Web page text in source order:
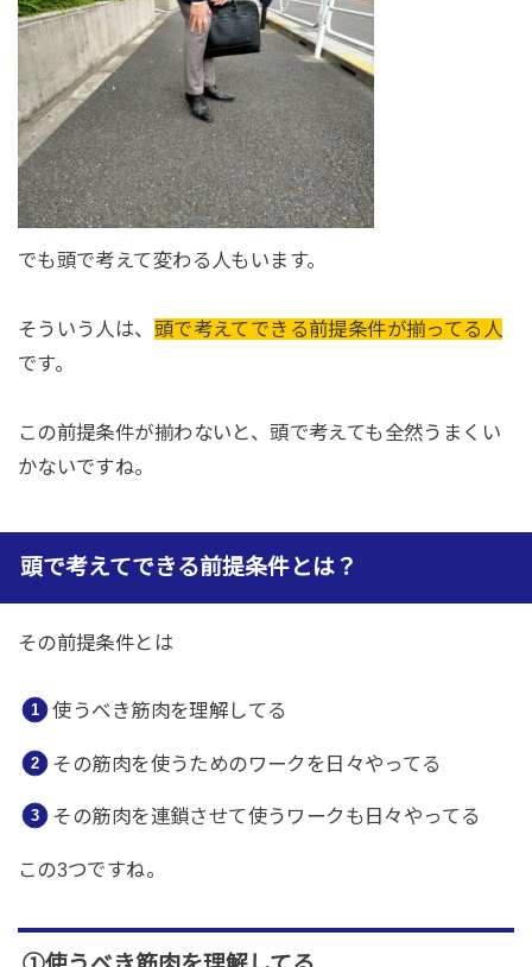
でも頭で考えて変わる人もいます。
そういう人は、 頭で考えてできる前提条件が揃ってる人
です。
この前提条件が揃わないと、頭で考えても全然うまくい
かないですね。
頭で考えてできる前提条件とは？
その前提条件とは
使うべき筋肉を理解してる
その筋肉を使うためのワークを日々やってる
その筋肉を連鎖させて使うワークも日々やってる
この3つですね。